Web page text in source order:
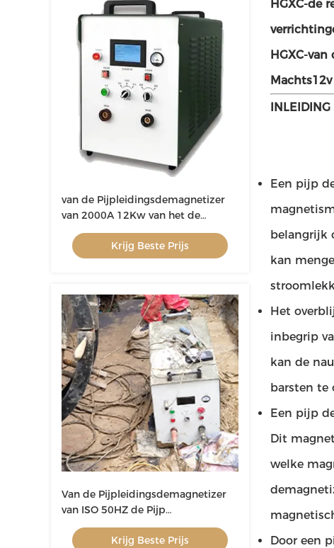
van de Pijpleidingsdemagnetizer
van 2000A 12Kw van het de
Inputvoltage 380V de
Pijpleidingsmachines
Krijg Beste Prijs
Van de Pijpleidingsdemagnetizer
van ISO 50HZ de Pijp
Demagnetiserend Materiaal
Krijg Beste Prijs
HGXC-de
HGXC-
INLEIDING
Een pijp
belangrijk
kan
Het
inbegrip
kan de
barsten te
Een pijp
Dit
welke
Door een